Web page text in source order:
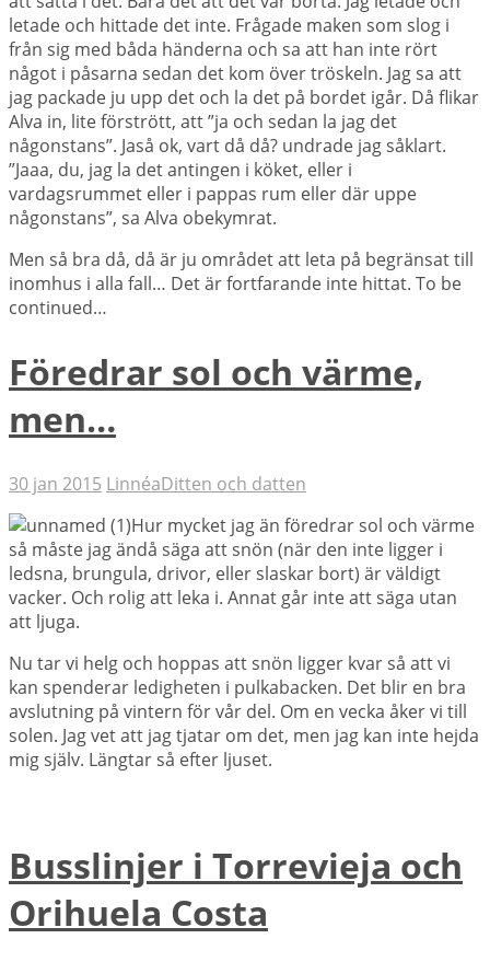
letade och hittade det inte. Frågade maken som slog i
från sig med båda händerna och sa att han inte rört
något i påsarna sedan det kom över tröskeln. Jag sa att
jag packade ju upp det och la det på bordet igår. Då flikar
Alva in, lite förstrött, att ”ja och sedan la jag det
någonstans”. Jaså ok, vart då då? undrade jag såklart.
”Jaaa, du, jag la det antingen i köket, eller i
vardagsrummet eller i pappas rum eller där uppe
någonstans”, sa Alva obekymrat.
Men så bra då, då är ju området att leta på begränsat till
inomhus i alla fall… Det är fortfarande inte hittat. To be
continued…
Föredrar sol och värme,
men…
30 jan 2015 LinnéaDitten och datten
Hur mycket jag än föredrar sol och värme
så måste jag ändå säga att snön (när den inte ligger i
ledsna, brungula, drivor, eller slaskar bort) är väldigt
vacker. Och rolig att leka i. Annat går inte att säga utan
att ljuga.
Nu tar vi helg och hoppas att snön ligger kvar så att vi
kan spenderar ledigheten i pulkabacken. Det blir en bra
avslutning på vintern för vår del. Om en vecka åker vi till
solen. Jag vet att jag tjatar om det, men jag kan inte hejda
mig själv. Längtar så efter ljuset.
Busslinjer i Torrevieja och
Orihuela Costa